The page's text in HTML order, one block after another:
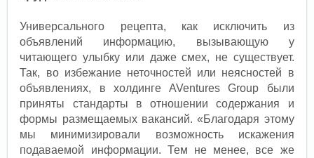
Универсального рецепта, как исключить из
объявлений информацию, вызывающую у
читающего улыбку или даже смех, не существует.
Так, во избежание неточностей или неясностей в
объявлениях, в холдинге AVentures Group были
приняты стандарты в отношении содержания и
формы размещаемых вакансий. «Благодаря этому
мы минимизировали возможность искажения
подаваемой информации. Тем не менее, все же